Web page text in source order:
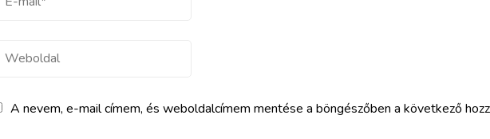
Weboldal
A nevem, e-mail címem, és weboldalcímem mentése a böngészőben a következő